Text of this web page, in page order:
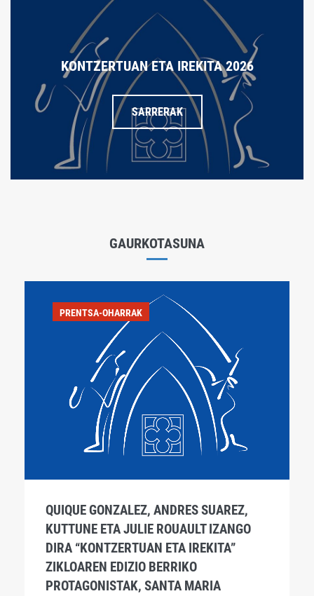
KONTZERTUAN ETA IREKITA 2026
SARRERAK
GAURKOTASUNA
PRENTSA-OHARRAK
QUIQUE GONZALEZ, ANDRES SUAREZ,
KUTTUNE ETA JULIE ROUAULT IZANGO
DIRA “KONTZERTUAN ETA IREKITA”
ZIKLOAREN EDIZIO BERRIKO
PROTAGONISTAK, SANTA MARIA